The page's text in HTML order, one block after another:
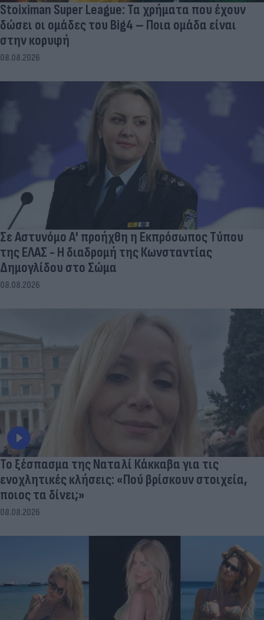
Stoiximan Super League: Τα χρήματα που έχουν
δώσει οι ομάδες του Big4 – Ποια ομάδα είναι
στην κορυφή
08.08.2026
Σε Αστυνόμο Α' προήχθη η Εκπρόσωπος Τύπου
της ΕΛΑΣ - Η διαδρομή της Κωνσταντίας
Δημογλίδου στο Σώμα
08.08.2026
Το ξέσπασμα της Ναταλί Κάκκαβα για τις
ενοχλητικές κλήσεις: «Πού βρίσκουν στοιχεία,
ποιος τα δίνει;»
08.08.2026